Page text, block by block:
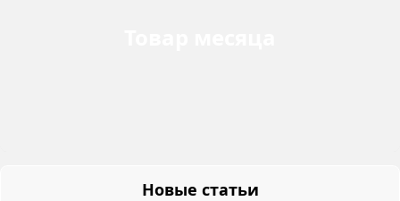
Новые статьи